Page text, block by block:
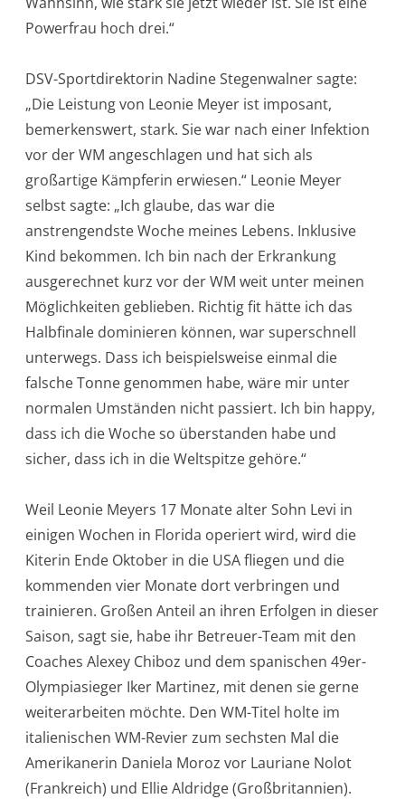
Powerfrau hoch drei.“
DSV-Sportdirektorin Nadine Stegenwalner sagte:
„Die Leistung von Leonie Meyer ist imposant,
bemerkenswert, stark. Sie war nach einer Infektion
vor der WM angeschlagen und hat sich als
großartige Kämpferin erwiesen.“ Leonie Meyer
selbst sagte: „Ich glaube, das war die
anstrengendste Woche meines Lebens. Inklusive
Kind bekommen. Ich bin nach der Erkrankung
ausgerechnet kurz vor der WM weit unter meinen
Möglichkeiten geblieben. Richtig fit hätte ich das
Halbfinale dominieren können, war superschnell
unterwegs. Dass ich beispielsweise einmal die
falsche Tonne genommen habe, wäre mir unter
normalen Umständen nicht passiert. Ich bin happy,
dass ich die Woche so überstanden habe und
sicher, dass ich in die Weltspitze gehöre.“
Weil Leonie Meyers 17 Monate alter Sohn Levi in
einigen Wochen in Florida operiert wird, wird die
Kiterin Ende Oktober in die USA fliegen und die
kommenden vier Monate dort verbringen und
trainieren. Großen Anteil an ihren Erfolgen in dieser
Saison, sagt sie, habe ihr Betreuer-Team mit den
Coaches Alexey Chiboz und dem spanischen 49er-
Olympiasieger Iker Martinez, mit denen sie gerne
weiterarbeiten möchte. Den WM-Titel holte im
italienischen WM-Revier zum sechsten Mal die
Amerikanerin Daniela Moroz vor Lauriane Nolot
(Frankreich) und Ellie Aldridge (Großbritannien).